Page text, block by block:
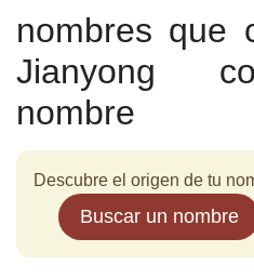
nombres que
Jianyong
nombre
Descubre el origen de tu
Buscar un nombre